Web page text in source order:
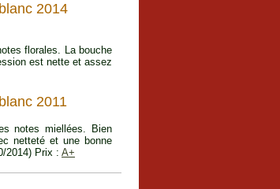
2014
florales. La bouche
est nette et assez
2011
notes miellées. Bien
netteté et une bonne
2014) Prix : A+